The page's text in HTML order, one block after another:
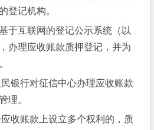
登记机构。
互联网的登记公示系统（以
办理应收账款质押登记，并为
银行对征信中心办理应收账款
理。
收账款上设立多个权利的，质